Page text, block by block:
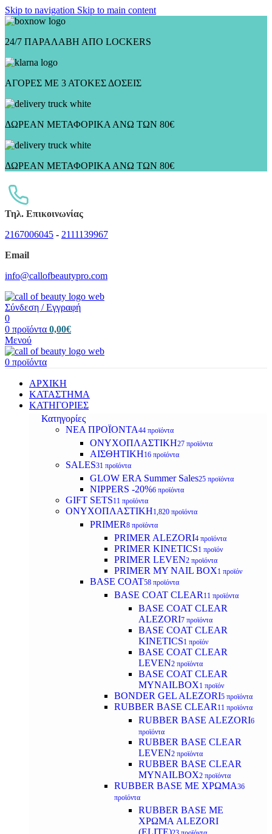
Skip to navigation Skip to main content
24/7 ΠΑΡΑΛΑΒΗ ΑΠΟ LOCKERS
ΑΓΟΡΕΣ ΜΕ 3 ΑΤΟΚΕΣ ΔΟΣΕΙΣ
ΔΩΡΕΑΝ ΜΕΤΑΦΟΡΙΚΑ ΑΝΩ ΤΩΝ 80€
ΔΩΡΕΑΝ ΜΕΤΑΦΟΡΙΚΑ ΑΝΩ ΤΩΝ 80€
Τηλ. Επικοινωνίας
2167006045 - 2111139967
Email
info@callofbeautypro.com
Σύνδεση / Εγγραφή
0
0 προϊόντα 0,00€
Μενού
0 προϊόντα
ΑΡΧΙΚΗ
ΚΑΤΑΣΤΗΜΑ
ΚΑΤΗΓΟΡΙΕΣ
Κατηγορίες
ΝΕΑ ΠΡΟΪΟΝΤΑ44 προϊόντα
ΟΝΥΧΟΠΛΑΣΤΙΚΗ27 προϊόντα
ΑΙΣΘΗΤΙΚΗ16 προϊόντα
SALES31 προϊόντα
GLOW ERA Summer Sales25 προϊόντα
NIPPERS -20%6 προϊόντα
GIFT SETS11 προϊόντα
ΟΝΥΧΟΠΛΑΣΤΙΚΗ1,820 προϊόντα
PRIMER8 προϊόντα
PRIMER ALEZORI4 προϊόντα
PRIMER KINETICS1 προϊόν
PRIMER LEVEN2 προϊόντα
PRIMER MY NAIL BOX1 προϊόν
BASE COAT58 προϊόντα
BASE COAT CLEAR 11 προϊόντα
BASE COAT CLEAR
ALEZORI7 προϊόντα
BASE COAT CLEAR
KINETICS1 προϊόν
BASE COAT CLEAR
LEVEN2 προϊόντα
BASE COAT CLEAR
MYNAILBOX1 προϊόν
BONDER GEL ALEZORI5 προϊόντα
RUBBER BASE CLEAR 11 προϊόντα
RUBBER BASE ALEZORI6
προϊόντα
RUBBER BASE CLEAR
LEVEN2 προϊόντα
RUBBER BASE CLEAR
MYNAILBOX2 προϊόντα
RUBBER BASE ΜΕ ΧΡΩΜΑ36
προϊόντα
RUBBER BASE ΜΕ
ΧΡΩΜΑ ALEZORI
(ELITE)